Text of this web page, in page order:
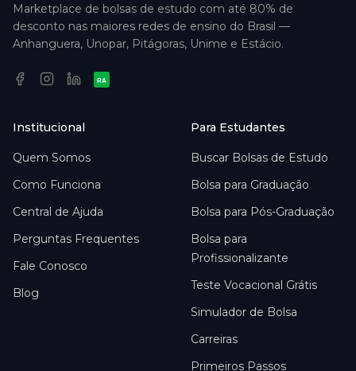
Marketplace de bolsas de estudo com até 80% de
desconto nas maiores redes de ensino do Brasil —
Anhanguera, Unopar, Pitágoras, Unime e Estácio.
RA
Institucional
Quem Somos
Como Funciona
Central de Ajuda
Perguntas Frequentes
Fale Conosco
Blog
Para Estudantes
Buscar Bolsas de Estudo
Bolsa para Graduação
Bolsa para Pós-Graduação
Bolsa para
Profissionalizante
Teste Vocacional Grátis
Simulador de Bolsa
Carreiras
Primeiros Passos